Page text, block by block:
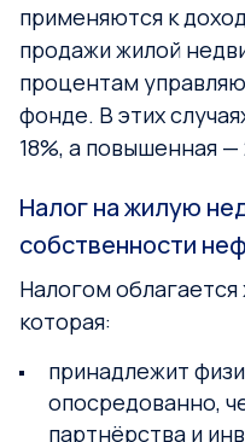
применяются к
продажи жилой
процентам
фонде. В этих
18%, а повышенная —
Налог на жилую
собственности
Налогом
которая:
принадлежит
опосредованно,
партнёрства и